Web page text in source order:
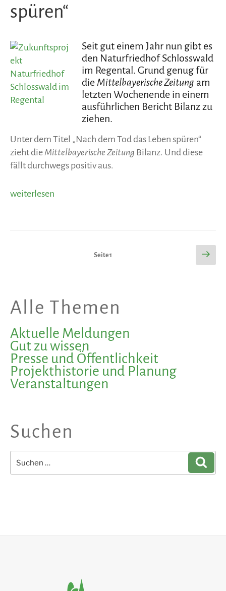
spüren“
Seit gut einem Jahr nun gibt es
den Naturfriedhof Schlosswald
im Regental. Grund genug für
die Mittelbayerische Zeitung am
letzten Wochenende in einem
ausführlichen Bericht Bilanz zu
ziehen.
Unter dem Titel „Nach dem Tod das Leben spüren“
zieht dieMittelbayerische Zeitung Bilanz. Und diese
fällt durchwegs positiv aus.
„Mittelbayerische
weiterlesen
Seitennummerierung
Seite1
Seite
Alle Themen
Aktuelle Meldungen
Gut zu wissen
Presse und Öffentlichkeit
Projekthistorie und Planung
Veranstaltungen
Suchen